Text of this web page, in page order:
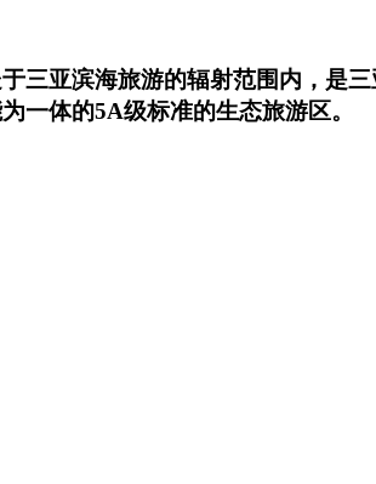
三亚滨海旅游的辐射范围内，是
一体的5A级标准的生态旅游区。